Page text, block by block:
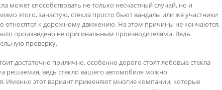
может способствовать не только несчастный случай, но и
этого, зачастую, стекла просто бьют вандалы или же участники
относятся к дорожному движению. На этом причины не кончаются,
произведено не оригинальным производителями. Ведь
проверку.
достаточно прилично, особенно дорого стоят лобовые стекла
решаемая, ведь стекло вашего автомобиля можно
Именно этот вариант применяют многие компании, которые